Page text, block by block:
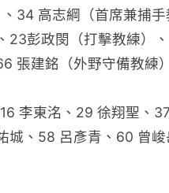
34 高志綱（首席兼捕
23彭政閔（打擊教練）
張建銘（外野守備教練
李東洺、29 徐翔聖、
城、58 呂彥青、60 曾